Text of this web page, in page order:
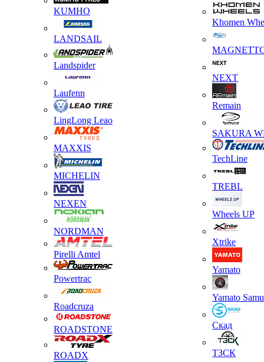
KUMHO
LANDSAIL
Landspider
Laufenn
LingLong Leao
MAXXIS
MICHELIN
NEXEN
NORDMAN
Pirelli Amtel
Powertrac
Roadcruza
ROADSTONE
ROADX
Khomen
NEXT
Remain
SAKURA
TechLine
TREBL
Wheels UP
Xtrike
Yamato
Yamato
Скад
ТЗСК